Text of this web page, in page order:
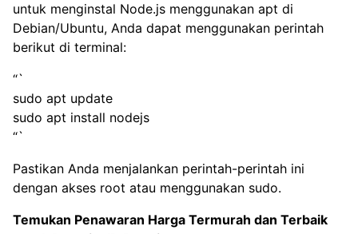
untuk menginstal Node.js menggunakan apt di
Debian/Ubuntu, Anda dapat menggunakan perintah
berikut di terminal:
“`
sudo apt update
sudo apt install nodejs
“`
Pastikan Anda menjalankan perintah-perintah ini
dengan akses root atau menggunakan sudo.
Temukan Penawaran Harga Termurah dan Terbaik